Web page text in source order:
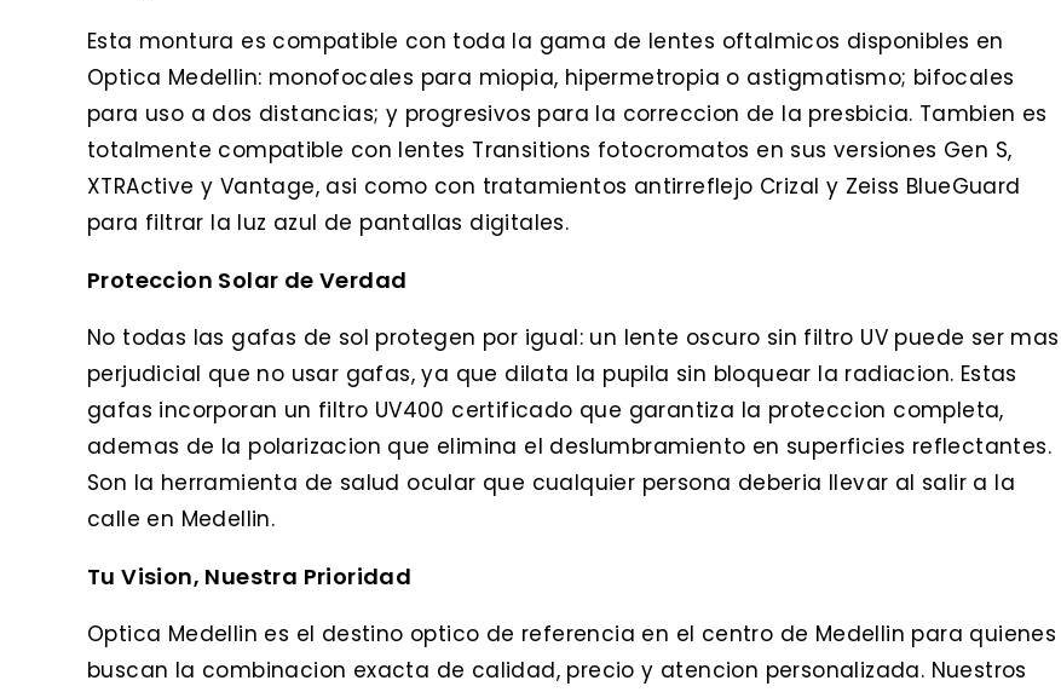
Esta montura es compatible con toda la gama de lentes oftalmicos disponibles en
Optica Medellin: monofocales para miopia, hipermetropia o astigmatismo; bifocales
para uso a dos distancias; y progresivos para la correccion de la presbicia. Tambien es
totalmente compatible con lentes Transitions fotocromatos en sus versiones Gen S,
XTRActive y Vantage, asi como con tratamientos antirreflejo Crizal y Zeiss BlueGuard
para filtrar la luz azul de pantallas digitales.
Proteccion Solar de Verdad
No todas las gafas de sol protegen por igual: un lente oscuro sin filtro UV puede ser mas
perjudicial que no usar gafas, ya que dilata la pupila sin bloquear la radiacion. Estas
gafas incorporan un filtro UV400 certificado que garantiza la proteccion completa,
ademas de la polarizacion que elimina el deslumbramiento en superficies reflectantes.
Son la herramienta de salud ocular que cualquier persona deberia llevar al salir a la
calle en Medellin.
Tu Vision, Nuestra Prioridad
Optica Medellin es el destino optico de referencia en el centro de Medellin para quienes
buscan la combinacion exacta de calidad, precio y atencion personalizada. Nuestros